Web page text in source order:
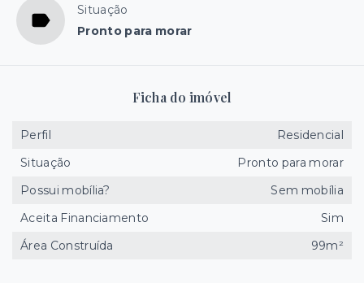
Situação
Pronto para morar
Ficha do imóvel
Perfil
Residencial
Situação
Pronto para morar
Possui mobília?
Sem mobília
Aceita Financiamento
Sim
Área Construída
99m²